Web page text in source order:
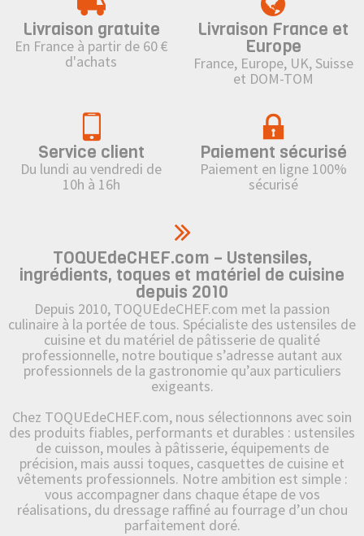
Livraison gratuite
En France à partir de 60 €
d'achats
Livraison France et
Europe
France, Europe, UK, Suisse
et DOM-TOM
Service client
Du lundi au vendredi de
10h à 16h
Paiement sécurisé
Paiement en ligne 100%
sécurisé
TOQUEdeCHEF.com – Ustensiles,
ingrédients, toques et matériel de cuisine
depuis 2010
Depuis 2010, TOQUEdeCHEF.com met la passion
culinaire à la portée de tous. Spécialiste des ustensiles de
cuisine et du matériel de pâtisserie de qualité
professionnelle, notre boutique s’adresse autant aux
professionnels de la gastronomie qu’aux particuliers
exigeants.
Chez TOQUEdeCHEF.com, nous sélectionnons avec soin
des produits fiables, performants et durables : ustensiles
de cuisson, moules à pâtisserie, équipements de
précision, mais aussi toques, casquettes de cuisine et
vêtements professionnels. Notre ambition est simple :
vous accompagner dans chaque étape de vos
réalisations, du dressage raffiné au fourrage d’un chou
parfaitement doré.